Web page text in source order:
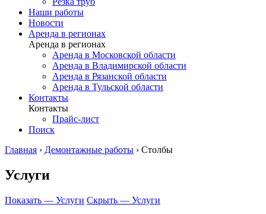
Наши работы
Новости
Аренда в регионах
Аренда в регионах
Аренда в Московской области
Аренда в Владимирской области
Аренда в Рязанской области
Аренда в Тульской области
Контакты
Контакты
Прайс-лист
Поиск
Главная › Демонтажные работы › Столбы
Услуги
Показать — Услуги Скрыть — Услуги